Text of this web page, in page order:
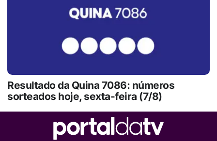
Resultado da Quina 7086: números
sorteados hoje, sexta-feira (7/8)